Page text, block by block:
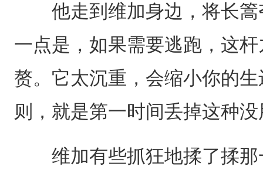
他走到维加身边，将长篙
一点是，如果需要逃跑，这
赘。它太沉重，会缩小你的
则，就是第一时间丢掉这种没
维加有些抓狂地揉了揉那